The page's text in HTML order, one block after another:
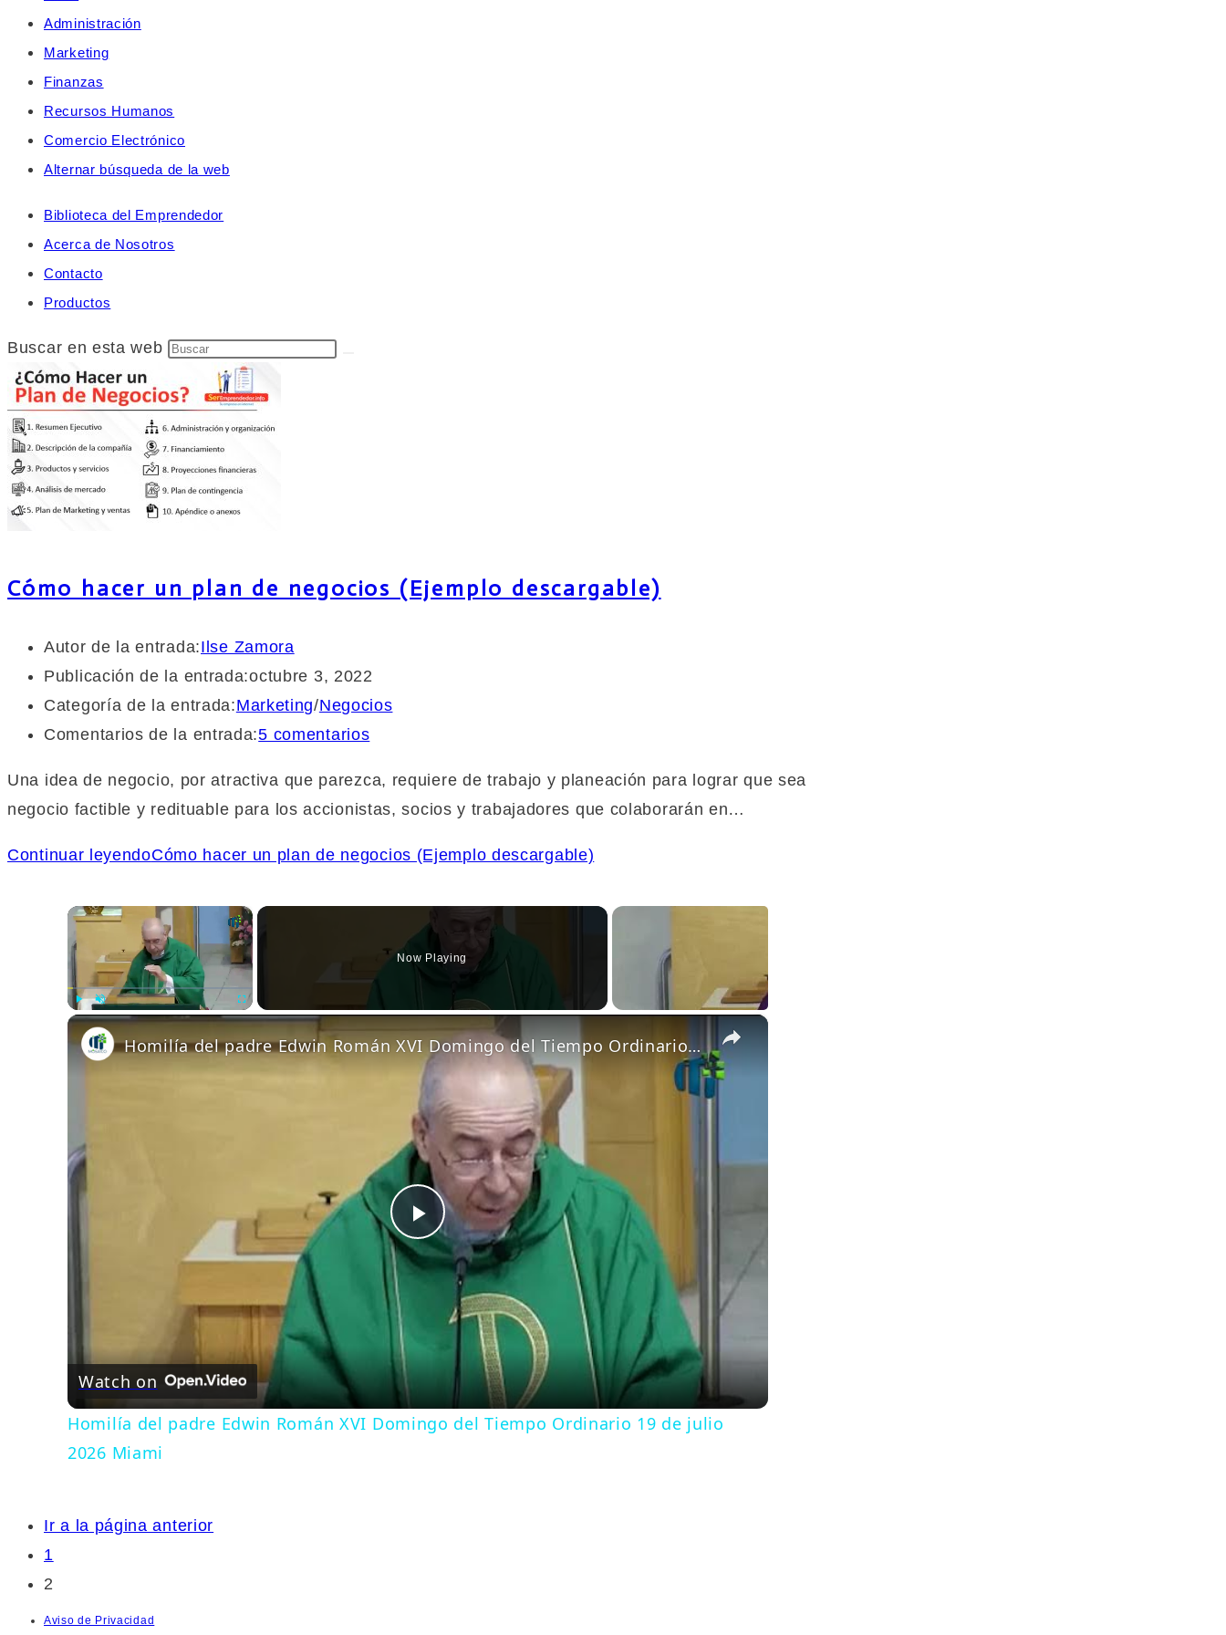
Administración
Marketing
Finanzas
Recursos Humanos
Comercio Electrónico
Alternar búsqueda de la web
Biblioteca del Emprendedor
Acerca de Nosotros
Contacto
Productos
Buscar en esta web
Cómo hacer un plan de negocios (Ejemplo descargable)
Autor de la entrada:Ilse Zamora
Publicación de la entrada:octubre 3, 2022
Categoría de la entrada:Marketing/Negocios
Comentarios de la entrada:5 comentarios
Una idea de negocio, por atractiva que parezca, requiere de trabajo y planeación para lograr que sea
negocio factible y redituable para los accionistas, socios y trabajadores que colaborarán en…
Continuar leyendoCómo hacer un plan de negocios (Ejemplo descargable)
×
Play Unmute Fullscreen
Now Playing
×
Play
Video
Homilía del padre Edwin Román XVI Domingo del Tiempo Ordinario 19 de julio 2026 Miami
Watch on
Homilía del padre Edwin Román XVI Domingo del Tiempo Ordinario 19 de julio
2026 Miami
Ir a la página anterior
1
2
Aviso de Privacidad